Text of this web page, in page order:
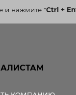
и нажмите"Ctrl +